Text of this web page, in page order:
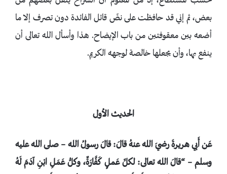
بعض، ثم إني قد حافظت على نصِّ قائل الفائدة دون تصرف إلا ما
أضعه بين معقوفتين من باب الإيضاح. هذا وأسأل الله تعالى أن
ينفع بها، وأن يجعلها خالصة لوجهه الكريم.
الحديث الأول
عَن أَبي هريرةَ رضيَ الله عنهُ قالَ: قالَ رسولُ الله – صلى الله عليه
وسلم – “قالَ الله تعالى: لكلِّ عَملٍ كَفَّارَةٌ، وكلُّ عَمَلِ ابْنِ آدَمَ لَهُ